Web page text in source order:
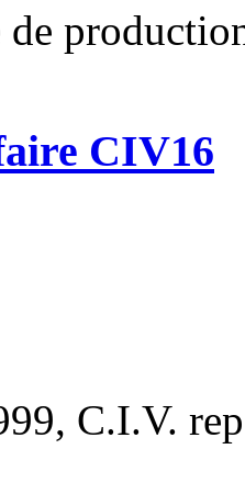
CIV16
C.I.V.